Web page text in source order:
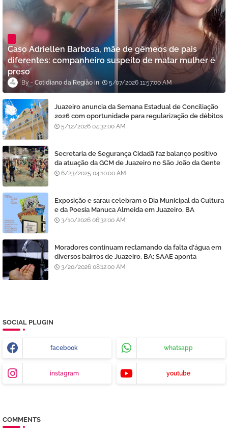
Caso Adriellen Barbosa, mãe de gêmeos de pais
diferentes: companheiro suspeito de matar mulher é
preso
Cotidiano da Região 5/07/2026 11:57:00 AM
Juazeiro anuncia da Semana Estadual de Conciliação
2026 com oportunidade para regularização de débitos
5/12/2026 04:32:00 AM
Secretaria de Segurança Cidadã faz balanço positivo
da atuação da GCM de Juazeiro no São João da Gente
6/23/2025 04:10:00 AM
Exposição e sarau celebram o Dia Municipal da Cultura
e da Poesia Manuca Almeida em Juazeiro, BA
3/10/2026 06:32:00 AM
Moradores continuam reclamando da falta d'água em
diversos bairros de Juazeiro, BA; SAAE aponta
manutenção e lavagem de filtros
3/20/2026 08:12:00 AM
SOCIAL PLUGIN
facebook whatsapp
instagram youtube
COMMENTS